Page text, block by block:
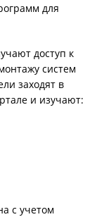
для
доступ к
систем
заходят в
и изучают:
с учетом